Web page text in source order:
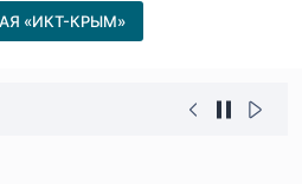
«ИКТ-КРЫМ»